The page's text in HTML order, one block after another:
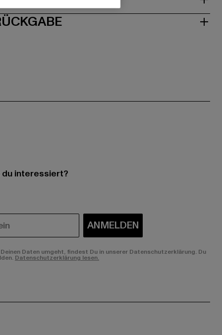
interessiert?
ANMELDEN
Daten umgeht, findest Du in unserer Datenschutzerklärung. Du
Datenschutzerklärung lesen.